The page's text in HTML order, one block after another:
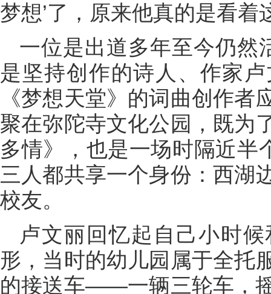
梦想’了，原来他真的是看着
一位是出道多年至今仍然
是坚持创作的诗人、作家
《梦想天堂》的词曲创作
聚在弥陀寺文化公园，既为
多情》，也是一场时隔近半
三人都共享一个身份：西湖
校友。
卢文丽回忆起自己小时
形，当时的幼儿园属于全托
的接送车——一辆三轮车，